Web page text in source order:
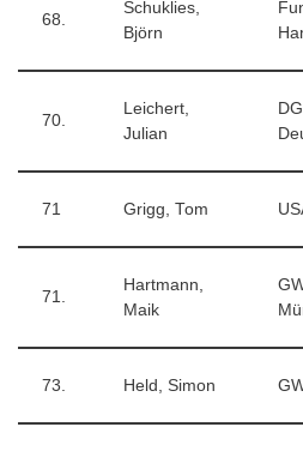
68.
Schuklies,
Björn
70.
Leichert,
Julian
DG
71 Grigg, Tom
71.
Hartmann,
Maik
73. Held, Simon